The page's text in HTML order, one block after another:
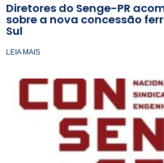
Diretores do Senge-PR
sobre a nova concessão
Sul
LEIA MAIS